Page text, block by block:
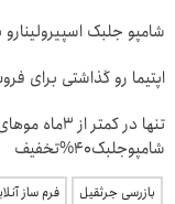
شامپو جلبک اسپیرولینارو با ۴۵٪ تخفیف به موهات هدیه
اپتیما رو گذاشتی برای فروش ؟ با
تنها در
شامپوجلبک40%تخفیف
بازرسی جرثقیل فرم ساز